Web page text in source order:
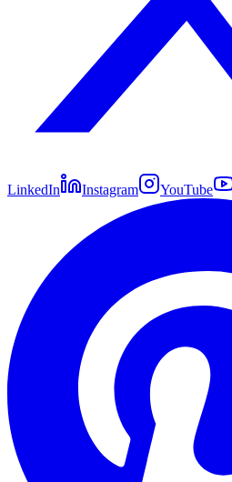
LinkedIn Instagram YouTube